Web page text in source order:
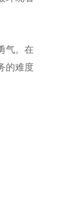
气。在
的难度